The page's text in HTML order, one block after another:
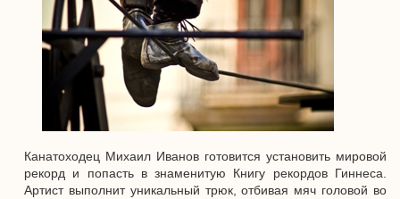
Канатоходец Михаил Иванов готовится установить мировой
рекорд и попасть в знаменитую Книгу рекордов Гиннеса.
Артист выполнит уникальный трюк, отбивая мяч головой во